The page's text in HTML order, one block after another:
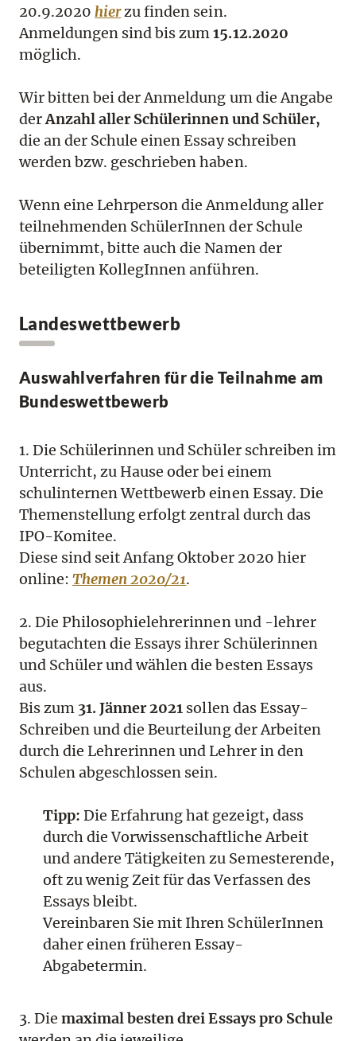
20.9.2020hierzu finden sein.
Anmeldungen sind bis zum15.12.2020
möglich.
Wir bitten bei der Anmeldung um die Angabe
derAnzahl aller Schülerinnen und Schüler,
die an der Schule einen Essay schreiben
werden bzw. geschrieben haben.
Wenn eine Lehrperson die Anmeldung aller
teilnehmenden SchülerInnen der Schule
übernimmt, bitte auch die Namen der
beteiligten KollegInnen anführen.
Landeswettbewerb
Auswahlverfahren für die Teilnahme am
Bundeswettbewerb
1. Die Schülerinnen und Schüler schreiben im
Unterricht, zu Hause oder bei einem
schulinternen Wettbewerb einen Essay. Die
Themenstellung erfolgt zentral durch das
IPO-Komitee.
Diese sind seit Anfang Oktober 2020 hier
online:Themen 2020/21.
2. Die Philosophielehrerinnen und -lehrer
begutachten die Essays ihrer Schülerinnen
und Schüler und wählen die besten Essays
aus.
Bis zum 31. Jänner 2021 sollen das Essay-
Schreiben und die Beurteilung der Arbeiten
durch die Lehrerinnen und Lehrer in den
Schulen abgeschlossen sein.
Tipp: Die Erfahrung hat gezeigt, dass
durch die Vorwissenschaftliche Arbeit
und andere Tätigkeiten zu Semesterende,
oft zu wenig Zeit für das Verfassen des
Essays bleibt.
Vereinbaren Sie mit Ihren SchülerInnen
daher einen früheren Essay-
Abgabetermin.
3. Diemaximal besten drei Essays pro Schule